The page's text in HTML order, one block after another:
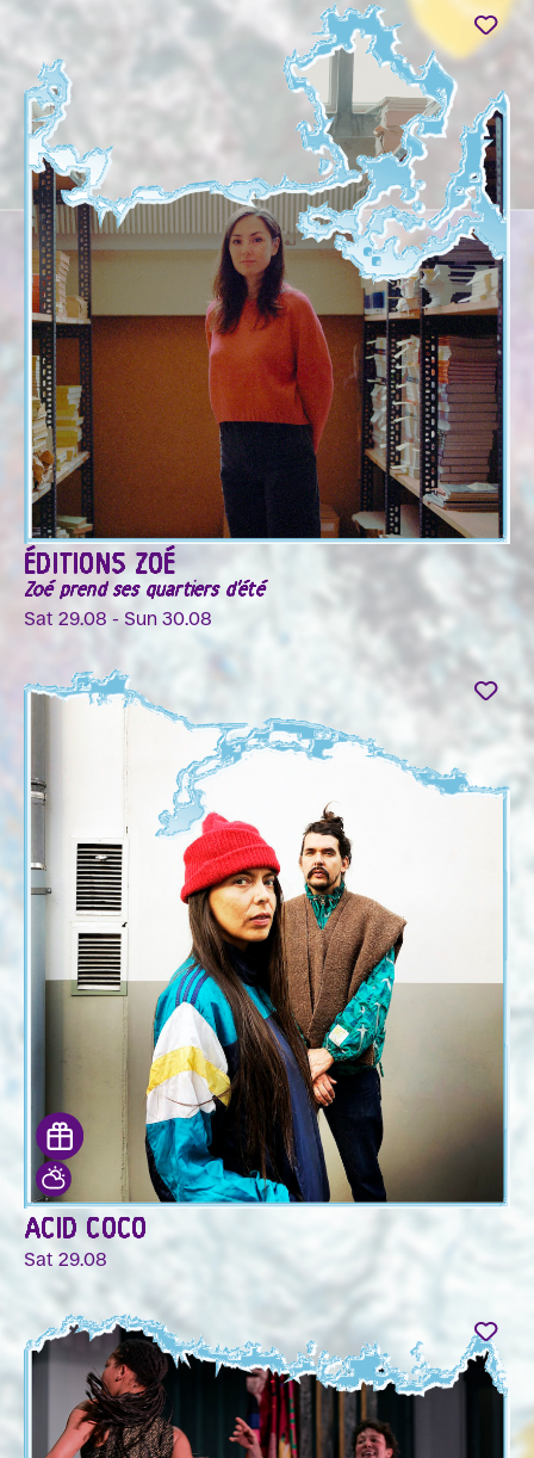
ÉDITIONS ZOÉ
Zoé prend ses quartiers d'été
Sat 29.08 - Sun 30.08
ACID COCO
Sat 29.08